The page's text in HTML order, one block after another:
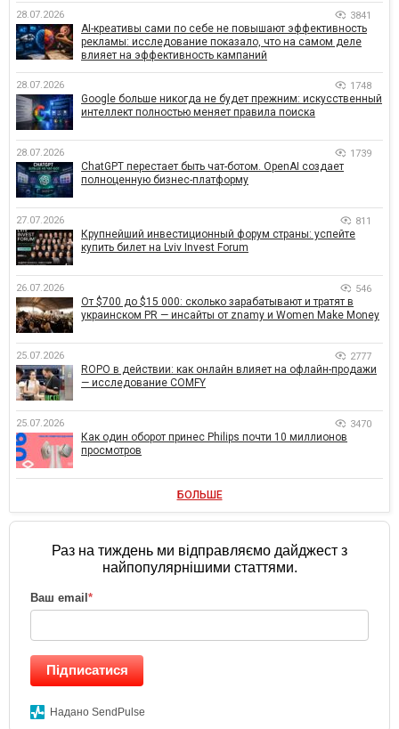
28.07.2026 3841
AI-креативы сами по себе не повышают эффективность
рекламы: исследование показало, что на самом деле
влияет на эффективность кампаний
28.07.2026 1748
Google больше никогда не будет прежним: искусственный
интеллект полностью меняет правила поиска
28.07.2026 1739
ChatGPT перестает быть чат-ботом. OpenAI создает
полноценную бизнес-платформу
27.07.2026 811
Крупнейший инвестиционный форум страны: успейте
купить билет на Lviv Invest Forum
26.07.2026 546
От $700 до $15 000: сколько зарабатывают и тратят в
украинском PR — инсайты от znamy и Women Make Money
25.07.2026 2777
ROPO в действии: как онлайн влияет на офлайн-продажи
— исследование COMFY
25.07.2026 3470
Как один оборот принес Philips почти 10 миллионов
просмотров
БОЛЬШЕ
Раз на тиждень ми відправляємо дайджест з
найпопулярнішими статтями.
Ваш email *
Підписатися
Надано SendPulse